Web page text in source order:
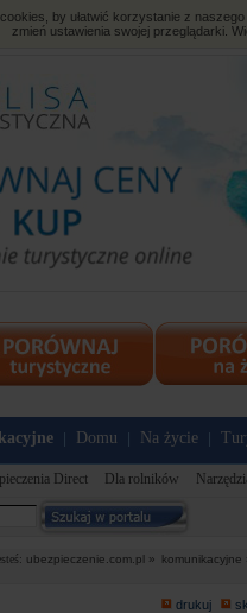
by ułatwić korzystanie z
zmień ustawienia swojej przeglądarki.
Domu Na życie
Direct Dla rolników
ubezpieczenie.com.pl »
komunikacyjne
drukuj